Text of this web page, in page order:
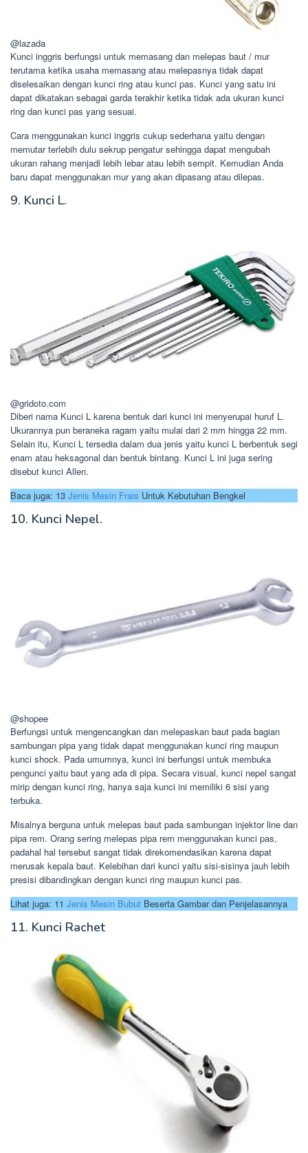
@lazada
Kunci inggris berfungsi untuk memasang dan melepas baut / mur
terutama ketika usaha memasang atau melepasnya tidak dapat
diselesaikan dengan kunci ring atau kunci pas. Kunci yang satu ini
dapat dikatakan sebagai garda terakhir ketika tidak ada ukuran kunci
ring dan kunci pas yang sesuai.
Cara menggunakan kunci inggris cukup sederhana yaitu dengan
memutar terlebih dulu sekrup pengatur sehingga dapat mengubah
ukuran rahang menjadi lebih lebar atau lebih sempit. Kemudian Anda
baru dapat menggunakan mur yang akan dipasang atau dilepas.
9. Kunci L.
@gridoto.com
Diberi nama Kunci L karena bentuk dari kunci ini menyerupai huruf L.
Ukurannya pun beraneka ragam yaitu mulai dari 2 mm hingga 22 mm.
Selain itu, Kunci L tersedia dalam dua jenis yaitu kunci L berbentuk segi
enam atau heksagonal dan bentuk bintang. Kunci L ini juga sering
disebut kunci Allen.
Baca juga: 13 Jenis Mesin Frais Untuk Kebutuhan Bengkel
10. Kunci Nepel.
@shopee
Berfungsi untuk mengencangkan dan melepaskan baut pada bagian
sambungan pipa yang tidak dapat menggunakan kunci ring maupun
kunci shock. Pada umumnya, kunci ini berfungsi untuk membuka
pengunci yaitu baut yang ada di pipa. Secara visual, kunci nepel sangat
mirip dengan kunci ring, hanya saja kunci ini memiliki 6 sisi yang
terbuka.
Misalnya berguna untuk melepas baut pada sambungan injektor line dan
pipa rem. Orang sering melepas pipa rem menggunakan kunci pas,
padahal hal tersebut sangat tidak direkomendasikan karena dapat
merusak kepala baut. Kelebihan dari kunci yaitu sisi-sisinya jauh lebih
presisi dibandingkan dengan kunci ring maupun kunci pas.
Lihat juga: 11 Jenis Mesin Bubut Beserta Gambar dan Penjelasannya
11. Kunci Rachet